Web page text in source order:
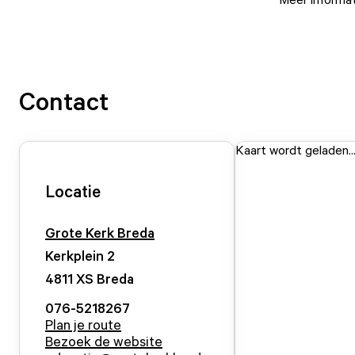
Contact
Locatie
Grote Kerk Breda
Kerkplein 2
4811 XS Breda
076-5218267
Plan je route
Bezoek de website
Kaart wordt geladen...